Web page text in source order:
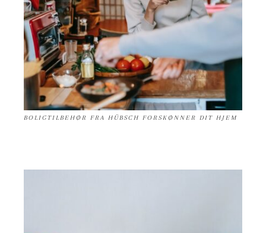
BOLIGTILBEHØR FRA HÜBSCH FORSKØNNER DIT HJEM